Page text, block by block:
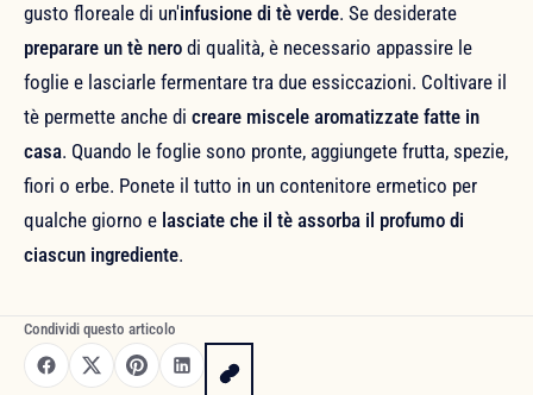
gusto floreale di un'infusione di tè verde. Se desiderate
preparare un tè nero di qualità, è necessario appassire le
foglie e lasciarle fermentare tra due essiccazioni. Coltivare il
tè permette anche di creare miscele aromatizzate fatte in
casa. Quando le foglie sono pronte, aggiungete frutta, spezie,
fiori o erbe. Ponete il tutto in un contenitore ermetico per
qualche giorno e lasciate che il tè assorba il profumo di
ciascun ingrediente.
Condividi questo articolo